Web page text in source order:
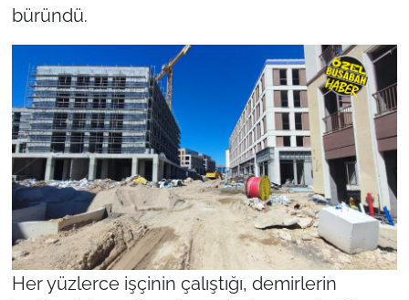
büründü.
Her yüzlerce işçinin çalıştığı, demirlerin